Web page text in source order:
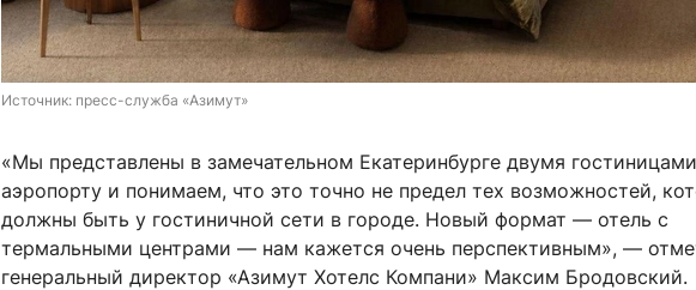
Источник: пресс-служба «Азимут»
«Мы представлены в замечательном Екатеринбурге двумя
аэропорту и понимаем, что это точно не предел тех возможностей,
должны быть у гостиничной сети в городе. Новый формат — отель с
термальными центрами — нам кажется очень перспективным», —
генеральный директор «Азимут Хотелс Компани» Максим Бродовский.